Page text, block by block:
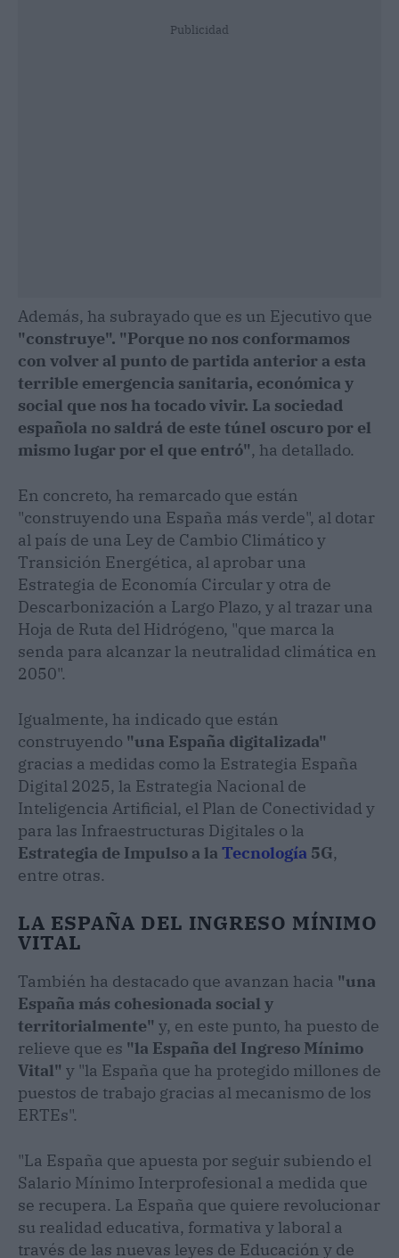
Publicidad
Además, ha subrayado que es un Ejecutivo que
"construye". "Porque no nos conformamos
con volver al punto de partida anterior a esta
terrible emergencia sanitaria, económica y
social que nos ha tocado vivir. La sociedad
española no saldrá de este túnel oscuro por el
mismo lugar por el que entró", ha detallado.
En concreto, ha remarcado que están
"construyendo una España más verde", al dotar
al país de una Ley de Cambio Climático y
Transición Energética, al aprobar una
Estrategia de Economía Circular y otra de
Descarbonización a Largo Plazo, y al trazar una
Hoja de Ruta del Hidrógeno, "que marca la
senda para alcanzar la neutralidad climática en
2050".
Igualmente, ha indicado que están
construyendo "una España digitalizada"
gracias a medidas como la Estrategia España
Digital 2025, la Estrategia Nacional de
Inteligencia Artificial, el Plan de Conectividad y
para las Infraestructuras Digitales o la
Estrategia de Impulso a la Tecnología 5G,
entre otras.
LA ESPAÑA DEL INGRESO MÍNIMO
VITAL
También ha destacado que avanzan hacia "una
España más cohesionada social y
territorialmente" y, en este punto, ha puesto de
relieve que es "la España del Ingreso Mínimo
Vital" y "la España que ha protegido millones de
puestos de trabajo gracias al mecanismo de los
ERTEs".
"La España que apuesta por seguir subiendo el
Salario Mínimo Interprofesional a medida que
se recupera. La España que quiere revolucionar
su realidad educativa, formativa y laboral a
través de las nuevas leyes de Educación y de